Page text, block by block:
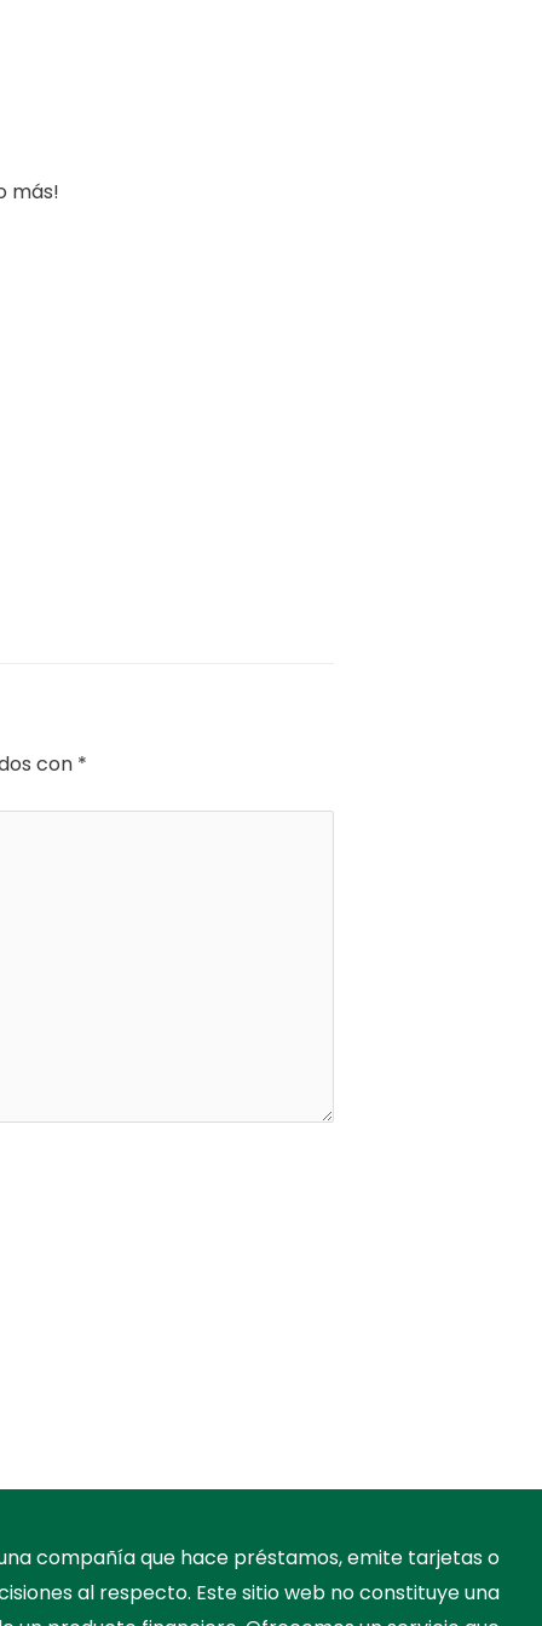
más!
con *
compañía que hace préstamos, emite tarjetas o
al respecto. Este sitio web no constituye una